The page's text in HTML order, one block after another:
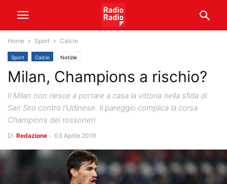
Home Sport Calcio
Sport Calcio Notizie
Milan, Champions a rischio?
Il Milan non riesce a portare a casa la vittoria nella sfida di
San Siro contro l'Udinese. Il pareggio complica la corsa
Champions dei rossoneri
Di Redazione - 03 Aprile 2019